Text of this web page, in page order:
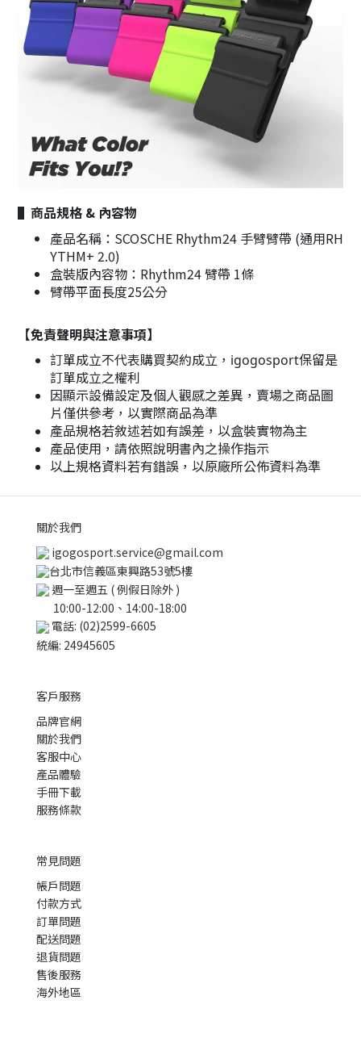
商品規格 & 內容物
產品名稱：SCOSCHE Rhythm24 手臂臂帶 (通用RH
YTHM+ 2.0)
盒裝版內容物：Rhythm24 臂帶 1條
臂帶平面長度25公分
【免責聲明與注意事項】
訂單成立不代表購買契約成立，igogosport保留是
訂單成立之權利
因顯示設備設定及個人觀感之差異，賣場之商品圖
片僅供參考，以實際商品為準
產品規格若敘述若如有誤差，以盒裝實物為主
產品使用，請依照說明書內之操作指示
以上規格資料若有錯誤，以原廠所公佈資料為準
關於我們
igogosport.service@gmail.com
台北市信義區東興路53號5樓
週一至週五 ( 例假日除外 )
10:00-12:00、14:00-18:00
電話: (02)2599-6605
統編: 24945605
客戶服務
品牌官網
關於我們
客服中心
產品體驗
手冊下載
服務條款
常見問題
帳戶問題
付款方式
訂單問題
配送問題
退貨問題
售後服務
海外地區